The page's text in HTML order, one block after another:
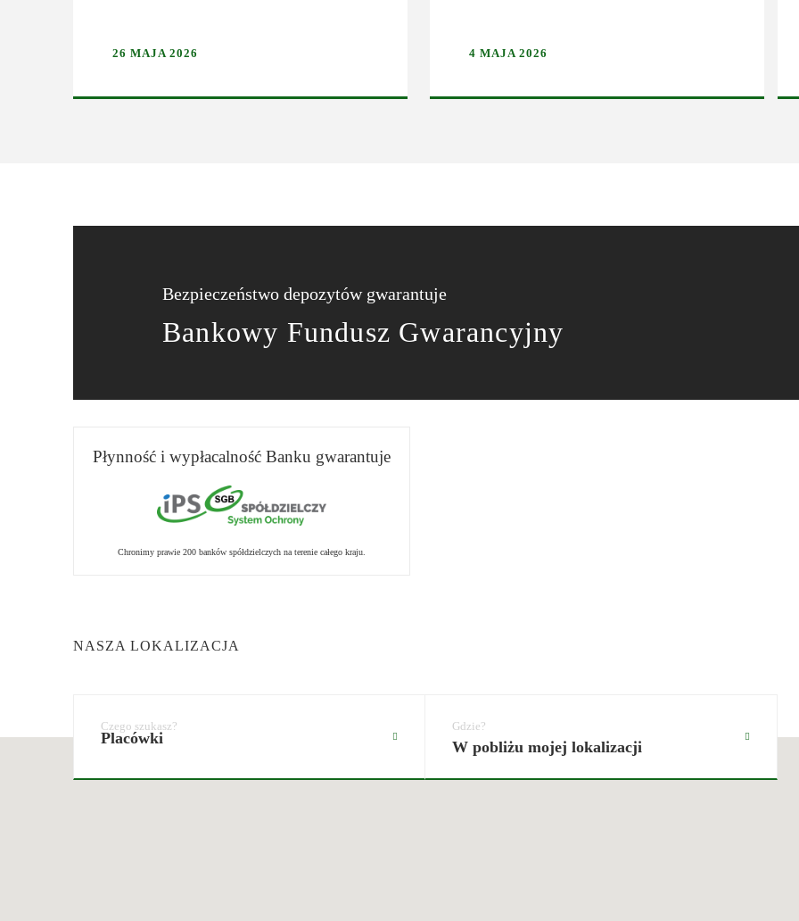
26 MAJA 2026 4 MAJA 2026
Bezpieczeństwo depozytów gwarantuje
Bankowy Fundusz Gwarancyjny
Płynność i wypłacalność Banku gwarantuje
Chronimy prawie 200 banków spółdzielczych na terenie całego kraju.
NASZA LOKALIZACJA
Placówki W pobliżu mojej lokalizacji